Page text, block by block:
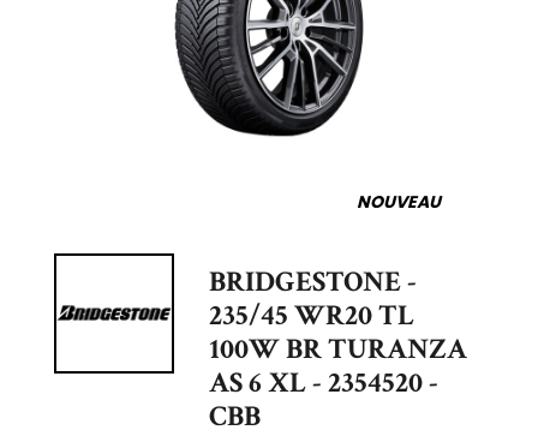
NOUVEAU
BRIDGESTONE -
235/45 WR20 TL
100W BR TURANZA
AS 6 XL - 2354520 -
CBB